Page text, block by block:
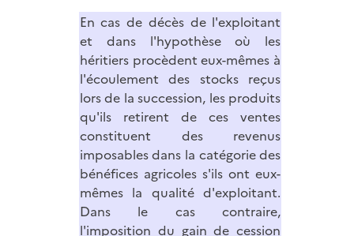
En cas de décès de l'exploitant
et dans l'hypothèse où les
héritiers procèdent eux-mêmes à
l'écoulement des stocks reçus
lors de la succession, les produits
qu'ils retirent de ces ventes
constituent des revenus
imposables dans la catégorie des
bénéfices agricoles s'ils ont eux-
mêmes la qualité d'exploitant.
Dans le cas contraire,
l'imposition du gain de cession